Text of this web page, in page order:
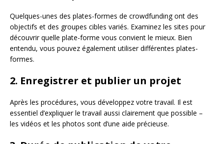
Quelques-unes des plates-formes de crowdfunding ont des
objectifs et des groupes cibles variés. Examinez les sites pour
découvrir quelle plate-forme vous convient le mieux. Bien
entendu, vous pouvez également utiliser différentes plates-
formes.
2. Enregistrer et publier un projet
Après les procédures, vous développez votre travail. Il est
essentiel d’expliquer le travail aussi clairement que possible –
les vidéos et les photos sont d’une aide précieuse.